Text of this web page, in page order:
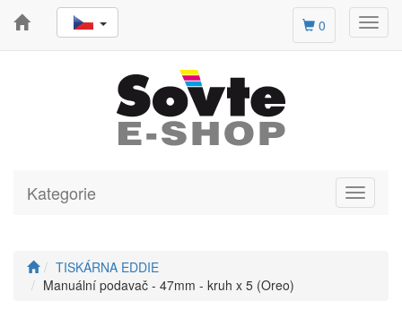
0
Toggle
Kategorie
TISKÁRNA EDDIE
Manuální podavač - 47mm - kruh x 5 (Oreo)